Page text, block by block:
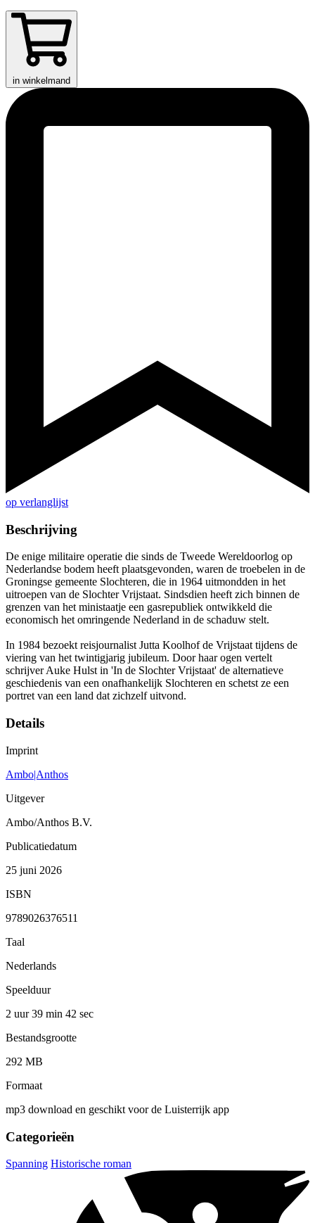
in winkelmand
op verlanglijst
Beschrijving
De enige militaire operatie die sinds de Tweede Wereldoorlog op
Nederlandse bodem heeft plaatsgevonden, waren de troebelen in de
Groningse gemeente Slochteren, die in 1964 uitmondden in het
uitroepen van de Slochter Vrijstaat. Sindsdien heeft zich binnen de
grenzen van het ministaatje een gasrepubliek ontwikkeld die
economisch het omringende Nederland in de schaduw stelt.
In 1984 bezoekt reisjournalist Jutta Koolhof de Vrijstaat tijdens de
viering van het twintigjarig jubileum. Door haar ogen vertelt
schrijver Auke Hulst in 'In de Slochter Vrijstaat' de alternatieve
geschiedenis van een onafhankelijk Slochteren en schetst ze een
portret van een land dat zichzelf uitvond.
Details
Imprint
Ambo|Anthos
Uitgever
Ambo/Anthos B.V.
Publicatiedatum
25 juni 2026
ISBN
9789026376511
Taal
Nederlands
Speelduur
2 uur 39 min 42 sec
Bestandsgrootte
292 MB
Formaat
mp3 download en geschikt voor de Luisterrijk app
Categorieën
Spanning Historische roman